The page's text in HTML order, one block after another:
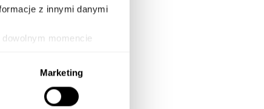
z innymi danymi
momencie
Marketing